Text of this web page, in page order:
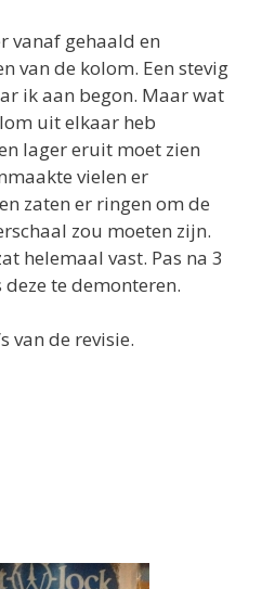
vanaf gehaald en
van de kolom. Een stevig
ik aan begon. Maar wat
uit elkaar heb
lager eruit moet zien
vielen er
zaten er ringen om de
zou moeten zijn.
helemaal vast. Pas na 3
te demonteren.
van de revisie.